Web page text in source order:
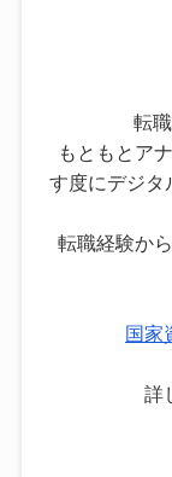
転
もともとア
す度にデジタ
転職経験か
国家
詳